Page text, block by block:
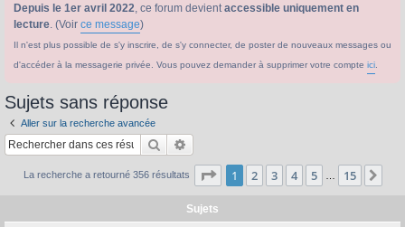
Depuis le 1er avril 2022, ce forum devientaccessible uniquement en
lecture. (Voir ce message)
Il n'est plus possible de s'y inscrire, de s'y connecter, de poster de nouveaux messages ou
d'accéder à la messagerie privée. Vous pouvez demander à supprimer votre compte ici
Sujets sans réponse
Aller sur la recherche avancée
Rechercher
La recherche a retourné 356 résultats Page 1sur15
1 2 3 4 5 15
Sujets